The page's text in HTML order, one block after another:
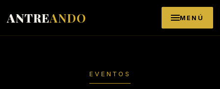
ANTREANDO MENÚ
EVENTOS